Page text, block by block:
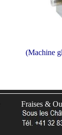
(Machine
Fraises &